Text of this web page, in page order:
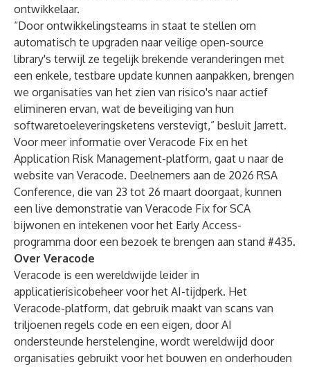
ontwikkelaar.
“Door ontwikkelingsteams in staat te stellen om
automatisch te upgraden naar veilige open-source
library's terwijl ze tegelijk brekende veranderingen met
een enkele, testbare update kunnen aanpakken, brengen
we organisaties van het zien van risico's naar actief
elimineren ervan, wat de beveiliging van hun
softwaretoeleveringsketens verstevigt,” besluit Jarrett.
Voor meer informatie over Veracode Fix en het
Application Risk Management-platform, gaat u naar de
website van Veracode. Deelnemers aan de 2026 RSA
Conference, die van 23 tot 26 maart doorgaat, kunnen
een live demonstratie van Veracode Fix for SCA
bijwonen en intekenen voor het Early Access-
programma door een bezoek te brengen aan stand #435.
Over Veracode
Veracode is een wereldwijde leider in
applicatierisicobeheer voor het AI-tijdperk. Het
Veracode-platform, dat gebruik maakt van scans van
triljoenen regels code en een eigen, door AI
ondersteunde herstelengine, wordt wereldwijd door
organisaties gebruikt voor het bouwen en onderhouden